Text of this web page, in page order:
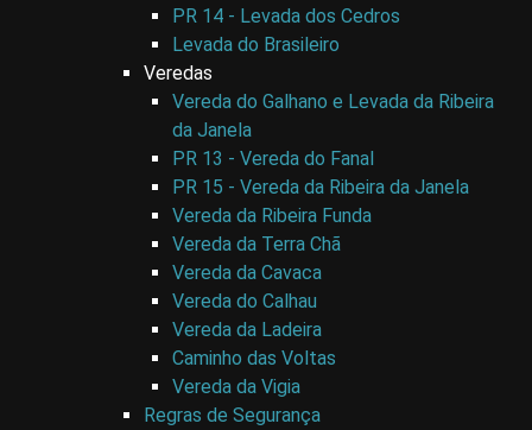
PR 14 - Levada dos Cedros
Levada do Brasileiro
Veredas
Vereda do Galhano e Levada da Ribeira
da Janela
PR 13 - Vereda do Fanal
PR 15 - Vereda da Ribeira da Janela
Vereda da Ribeira Funda
Vereda da Terra Chã
Vereda da Cavaca
Vereda do Calhau
Vereda da Ladeira
Caminho das Voltas
Vereda da Vigia
Regras de Segurança